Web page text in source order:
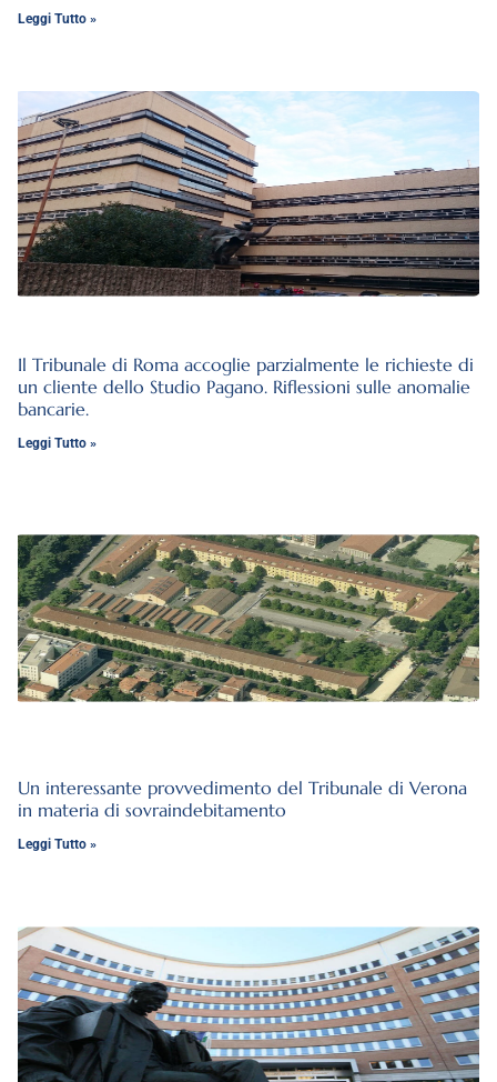
Leggi Tutto »
Il Tribunale di Roma accoglie parzialmente le richieste di
un cliente dello Studio Pagano. Riflessioni sulle anomalie
bancarie.
Leggi Tutto »
Un interessante provvedimento del Tribunale di Verona
in materia di sovraindebitamento
Leggi Tutto »